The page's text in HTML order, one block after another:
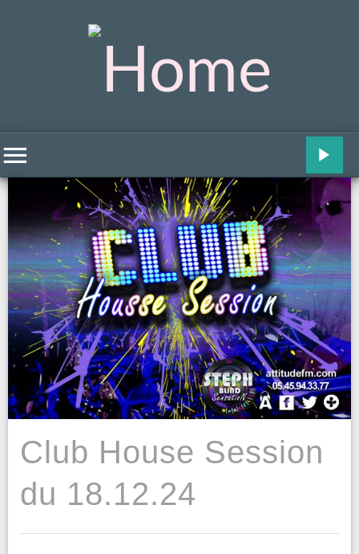
Club House Session
du 18.12.24